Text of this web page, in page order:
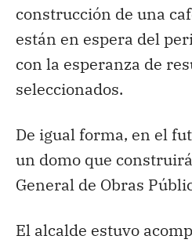
construcción de una
están en espera del
con la esperanza de
seleccionados.
De igual forma, en el
un domo que
General de Obras
El alcalde estuvo